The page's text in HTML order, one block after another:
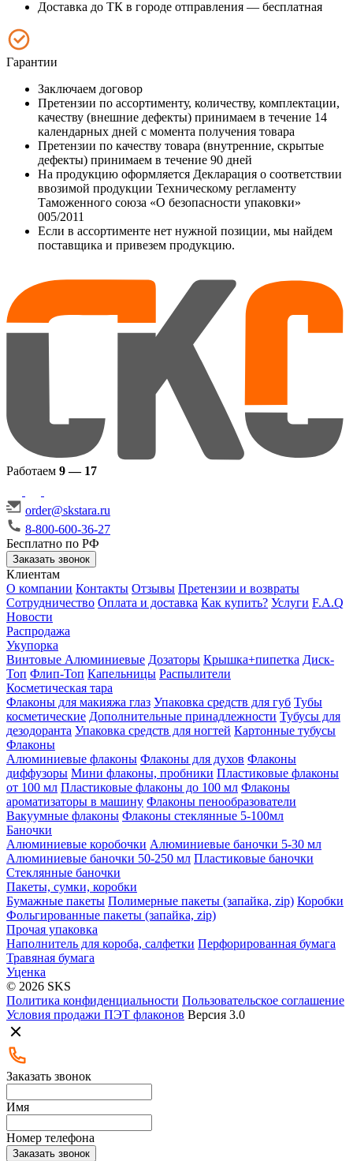
Доставка до ТК в городе отправления — бесплатная
Гарантии
Заключаем договор
Претензии по ассортименту, количеству, комплектации,
качеству (внешние дефекты) принимаем в течение 14
календарных дней с момента получения товара
Претензии по качеству товара (внутренние, скрытые
дефекты) принимаем в течение 90 дней
На продукцию оформляется Декларация о соответствии
ввозимой продукции Техническому регламенту
Таможенного союза «О безопасности упаковки»
005/2011
Если в ассортименте нет нужной позиции, мы найдем
поставщика и привезем продукцию.
Работаем 9 — 17
order@skstara.ru
8-800-600-36-27
Бесплатно по РФ
Заказать звонок
Клиентам
О компании Контакты Отзывы Претензии и возвраты
Сотрудничество Оплата и доставка Как купить? Услуги F.A.Q
Новости
Распродажа
Укупорка
Винтовые Алюминиевые Дозаторы Крышка+пипетка Диск-
Топ Флип-Топ Капельницы Распылители
Косметическая тара
Флаконы для макияжа глаз Упаковка средств для губ Тубы
косметические Дополнительные принадлежности Тубусы для
дезодоранта Упаковка средств для ногтей Картонные тубусы
Флаконы
Алюминиевые флаконы Флаконы для духов Флаконы
диффузоры Мини флаконы, пробники Пластиковые флаконы
от 100 мл Пластиковые флаконы до 100 мл Флаконы
ароматизаторы в машину Флаконы пенообразователи
Вакуумные флаконы Флаконы стеклянные 5-100мл
Баночки
Алюминиевые коробочки Алюминиевые баночки 5-30 мл
Алюминиевые баночки 50-250 мл Пластиковые баночки
Стеклянные баночки
Пакеты, сумки, коробки
Бумажные пакеты Полимерные пакеты (запайка, zip) Коробки
Фольгированные пакеты (запайка, zip)
Прочая упаковка
Наполнитель для короба, салфетки Перфорированная бумага
Травяная бумага
Уценка
© 2026 SKS
Политика конфиденциальности Пользовательское соглашение
Условия продажи ПЭТ флаконов Версия 3.0
Заказать звонок
Имя
Номер телефона
Заказать звонок